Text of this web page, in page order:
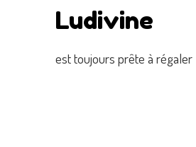
Ludivine
est toujours prête à régaler